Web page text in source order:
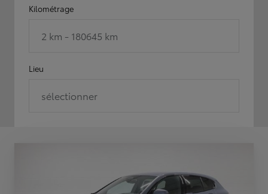
Kilométrage
2 km - 180645 km
Lieu
sélectionner